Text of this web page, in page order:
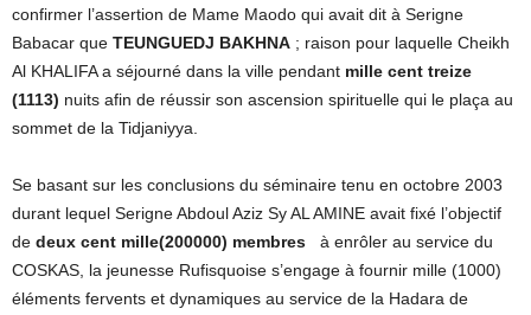
confirmer l’assertion de Mame Maodo qui avait dit à Serigne
Babacar que TEUNGUEDJ BAKHNA ; raison pour laquelle Cheikh
Al KHALIFA a séjourné dans la ville pendant mille cent treize
(1113) nuits afin de réussir son ascension spirituelle qui le plaça au
sommet de la Tidjaniyya.
Se basant sur les conclusions du séminaire tenu en octobre 2003
durant lequel Serigne Abdoul Aziz Sy AL AMINE avait fixé l’objectif
de deux cent mille(200000) membres
à enrôler au service du
COSKAS, la jeunesse Rufisquoise s’engage à fournir mille (1000)
éléments fervents et dynamiques au service de la Hadara de